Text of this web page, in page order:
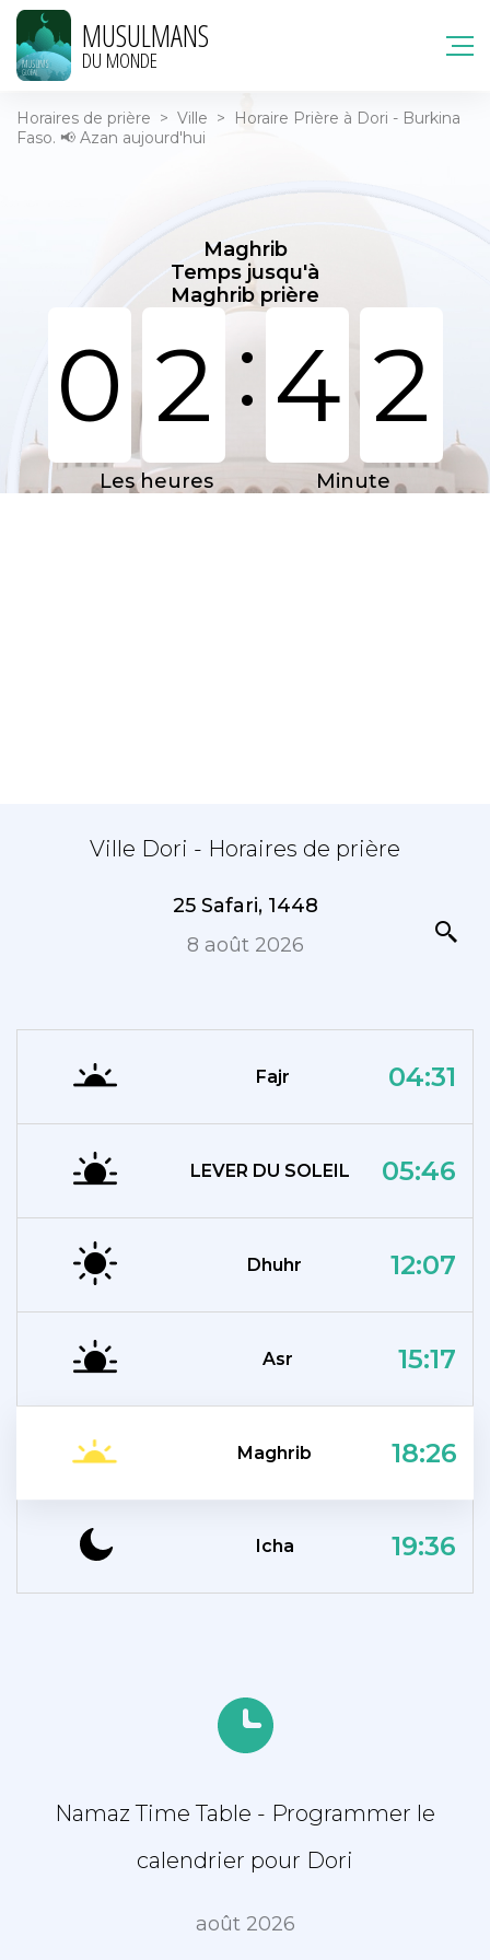
MUSULMANS
DU MONDE
Horaires de prière > Ville >
Horaire Prière à Dori - Burkina
Faso. 📢 Azan aujourd'hui
Maghrib
Temps jusqu'à
Maghrib prière
0 2 : 4 2
Les heures Minute
Ville Dori - Horaires de prière
25 Safari, 1448
8 août 2026
Fajr 04:31
LEVER DU SOLEIL 05:46
Dhuhr 12:07
Asr 15:17
Maghrib 18:26
Icha 19:36
Namaz Time Table - Programmer le
calendrier pour Dori
août 2026